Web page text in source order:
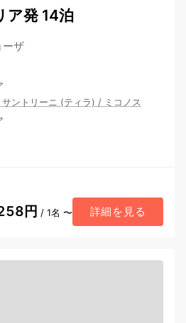
ア発 14泊
ーザ
サントリーニ (ティラ) / ミコノス
円 / 1名 〜 詳細を見る